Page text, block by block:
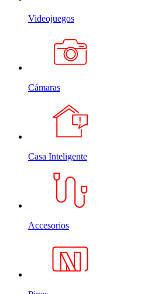
Videojuegos
Cámaras
Casa Inteligente
Accesorios